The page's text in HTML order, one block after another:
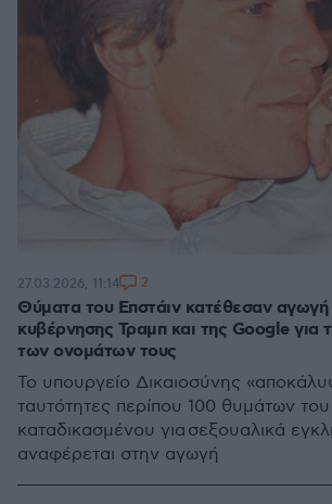
Θύματα του Επστάιν κατέθεσαν αγωγή
κυβέρνησης Τραμπ και της Google για
των ονομάτων τους
Το υπουργείο Δικαιοσύνης
ταυτότητες περίπου 100 θυμάτων του
καταδικασμένου για σεξουαλικά
αναφέρεται στην αγωγή
27.03.2026, 11:14 2